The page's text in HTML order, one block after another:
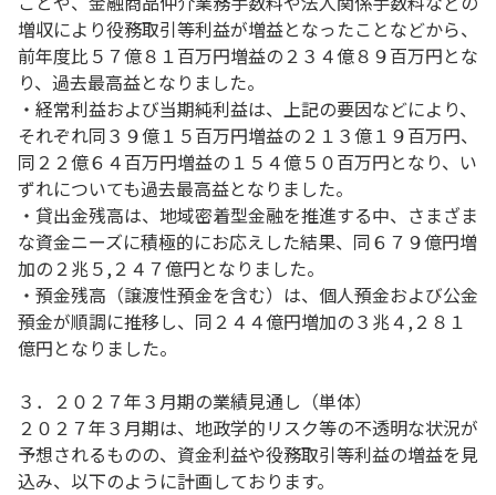
増収により役務取引等利益が増益となったことなどから、
前年度比５７億８１百万円増益の２３４億８９百万円とな
り、過去最高益となりました。
・経常利益および当期純利益は、上記の要因などにより、
それぞれ同３９億１５百万円増益の２１３億１９百万円、
同２２億６４百万円増益の１５４億５０百万円となり、い
ずれについても過去最高益となりました。
・貸出金残高は、地域密着型金融を推進する中、さまざま
な資金ニーズに積極的にお応えした結果、同６７９億円増
加の２兆５,２４７億円となりました。
・預金残高（譲渡性預金を含む）は、個人預金および公金
預金が順調に推移し、同２４４億円増加の３兆４,２８１
億円となりました。
３．２０２７年３月期の業績見通し（単体）
２０２７年３月期は、地政学的リスク等の不透明な状況が
予想されるものの、資金利益や役務取引等利益の増益を見
込み、以下のように計画しております。